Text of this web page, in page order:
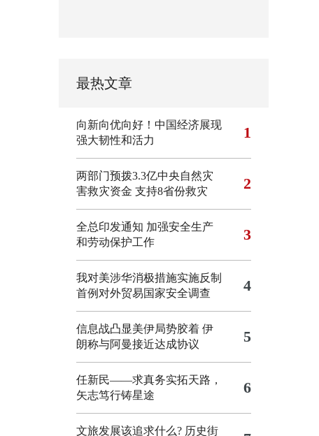
最热文章
向新向优向好！中国经济展现
强大韧性和活力
1
两部门预拨3.3亿中央自然灾
害救灾资金 支持8省份救灾
2
全总印发通知 加强安全生产
和劳动保护工作
3
我对美涉华消极措施实施反制
首例对外贸易国家安全调查
4
信息战凸显美伊局势胶着 伊
朗称与阿曼接近达成协议
5
任新民——求真务实拓天路，
矢志笃行铸星途
6
文旅发展该追求什么? 历史街